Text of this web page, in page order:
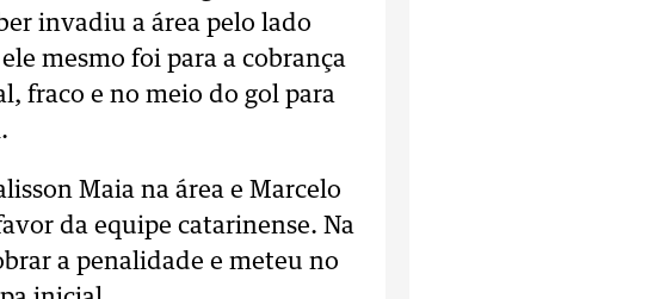
invadiu a área pelo lado
mesmo foi para a cobrança
fraco e no meio do gol para
Maia na área e Marcelo
da equipe catarinense. Na
a penalidade e meteu no